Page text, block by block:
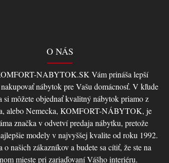
O NÁS
NABYTOK.SK Vám prináša lepší
nábytok pre Vašu domácnosť. V kľude
si môžete objednať kvalitný nábytok priamo z
alebo Nemecka, KOMFORT-NÁBYTOK, je
značka v odvetví predaja nábytku, pretože
modely v najvyššej kvalite od roku 1992.
o našich zákazníkov a budete sa cítiť, že ste na
mieste pri zariaďovaní Vášho interiéru.